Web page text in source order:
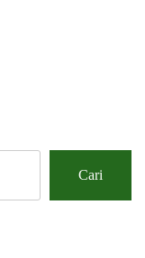
Cari